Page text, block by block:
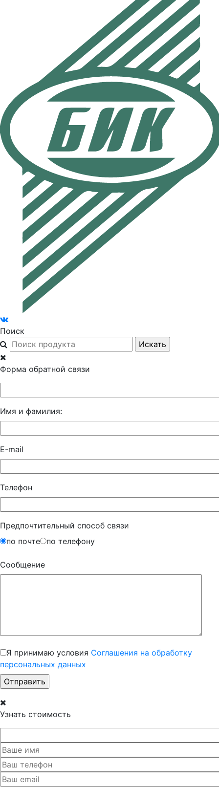
Поиск
Форма обратной связи
Имя и фамилия:
E-mail
Телефон
Предпочтительный способ связи
по почте
по телефону
Сообщение
Я принимаю условия Соглашения на обработку
персональных данных
Узнать стоимость